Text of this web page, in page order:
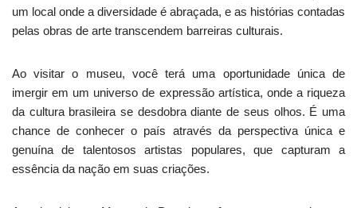
um local onde a diversidade é abraçada, e as histórias contadas
pelas obras de arte transcendem barreiras culturais.
Ao visitar o museu, você terá uma oportunidade única de
imergir em um universo de expressão artística, onde a riqueza
da cultura brasileira se desdobra diante de seus olhos. É uma
chance de conhecer o país através da perspectiva única e
genuína de talentosos artistas populares, que capturam a
essência da nação em suas criações.